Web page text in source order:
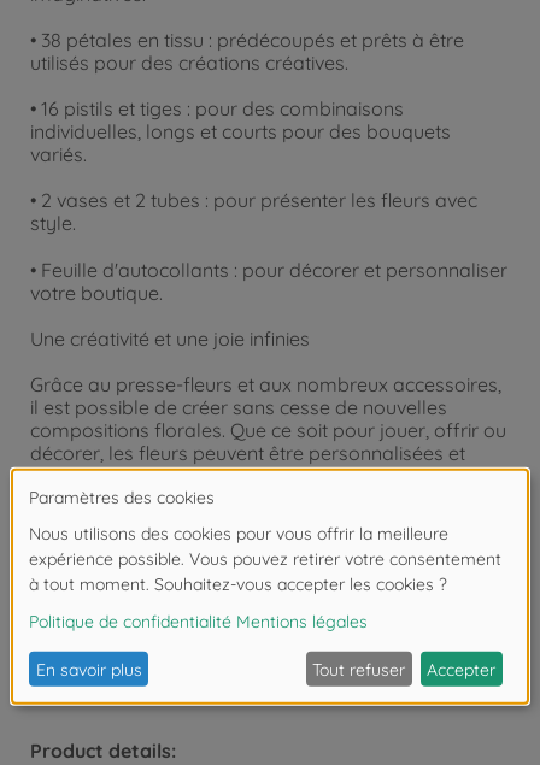
• 38 pétales en tissu : prédécoupés et prêts à être
utilisés pour des créations créatives.
• 16 pistils et tiges : pour des combinaisons
individuelles, longs et courts pour des bouquets
variés.
• 2 vases et 2 tubes : pour présenter les fleurs avec
style.
• Feuille d'autocollants : pour décorer et personnaliser
votre boutique.
Une créativité et une joie infinies
Grâce au presse-fleurs et aux nombreux accessoires,
il est possible de créer sans cesse de nouvelles
compositions florales. Que ce soit pour jouer, offrir ou
décorer, les fleurs peuvent être personnalisées et
même démontées pour essayer de nouveaux
designs.
Fabriqué en France à partir de matériaux de haute
qualité, cet ensemble offre non seulement un
divertissement créatif, mais aussi une grande
durabilité et une qualité irréprochable. Les petites
fans de Disney Princess seront ravies de créer leurs
propres bouquets dans le style Disney.
Product details: